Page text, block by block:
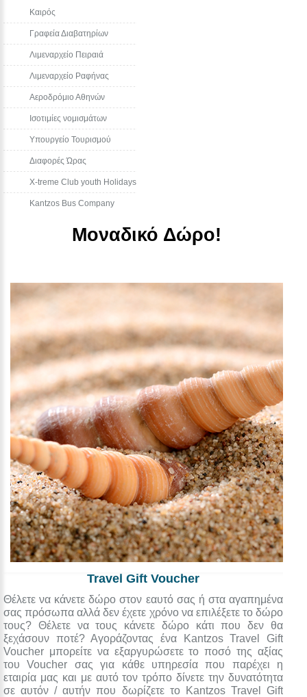
Καιρός
Γραφεία Διαβατηρίων
Λιμεναρχείο Πειραιά
Λιμεναρχείο Ραφήνας
Αεροδρόμιο Αθηνών
Ισοτιμίες νομισμάτων
Υπουργείο Τουρισμού
Διαφορές Ώρας
Χ-treme Club youth Holidays
Kantzos Bus Company
Μοναδικό Δώρο!
Travel Gift Voucher
Θέλετε να κάνετε δώρο στον εαυτό σας ή στα αγαπημένα
σας πρόσωπα αλλά δεν έχετε χρόνο να επιλέξετε το δώρο
τους? Θέλετε να τους κάνετε δώρο κάτι που δεν θα
ξεχάσουν ποτέ? Αγοράζοντας ένα Kantzos Travel Gift
Voucher μπορείτε να εξαργυρώσετε το ποσό της αξίας
του Voucher σας για κάθε υπηρεσία που παρέχει η
εταιρία μας και με αυτό τον τρόπο δίνετε την δυνατότητα
σε αυτόν / αυτήν που δωρίζετε το Kantzos Travel Gift